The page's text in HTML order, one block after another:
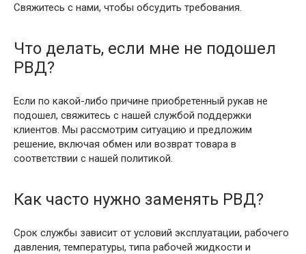
Свяжитесь с нами, чтобы обсудить требования.
Что делать, если мне не подошел
РВД?
Если по какой-либо причине приобретенный рукав не
подошел, свяжитесь с нашей службой поддержки
клиентов. Мы рассмотрим ситуацию и предложим
решение, включая обмен или возврат товара в
соответствии с нашей политикой.
Как часто нужно заменять РВД?
Срок службы зависит от условий эксплуатации, рабочего
давления, температуры, типа рабочей жидкости и